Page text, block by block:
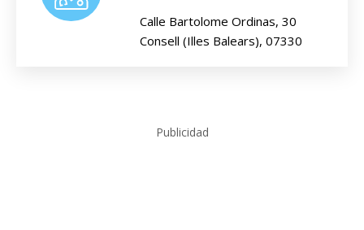
Calle Bartolome Ordinas, 30
Consell (Illes Balears), 07330
Publicidad